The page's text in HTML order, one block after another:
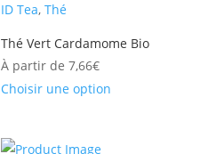
ID Tea,Thé
Thé Vert Cardamome Bio
À partir de7,66€
Choisir une option